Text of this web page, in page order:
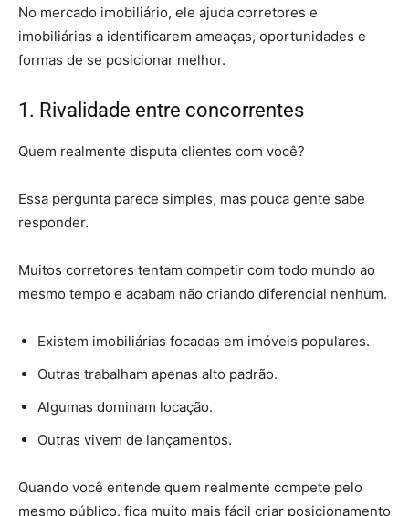
No mercado imobiliário, ele ajuda corretores e
imobiliárias a identificarem ameaças, oportunidades e
formas de se posicionar melhor.
1. Rivalidade entre concorrentes
Quem realmente disputa clientes com você?
Essa pergunta parece simples, mas pouca gente sabe
responder.
Muitos corretores tentam competir com todo mundo ao
mesmo tempo e acabam não criando diferencial nenhum.
Existem imobiliárias focadas em imóveis populares.
Outras trabalham apenas alto padrão.
Algumas dominam locação.
Outras vivem de lançamentos.
Quando você entende quem realmente compete pelo
mesmo público, fica muito mais fácil criar posicionamento